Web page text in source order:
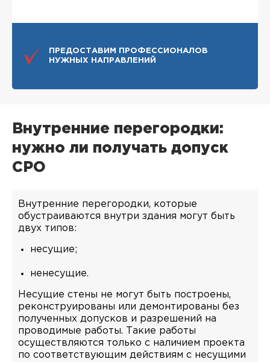
ПРЕДОСТАВИМ ПРОФЕССИОНАЛОВ
НУЖНЫХ НАПРАВЛЕНИЙ
Внутренние перегородки:
нужно ли получать допуск
СРО
Внутренние перегородки, которые
обустраиваются внутри здания могут быть
двух типов:
несущие;
ненесущие.
Несущие стены не могут быть построены,
реконструированы или демонтированы без
полученных допусков и разрешений на
проводимые работы. Такие работы
осуществляются только с наличием проекта
по соответствующим действиям с несущими